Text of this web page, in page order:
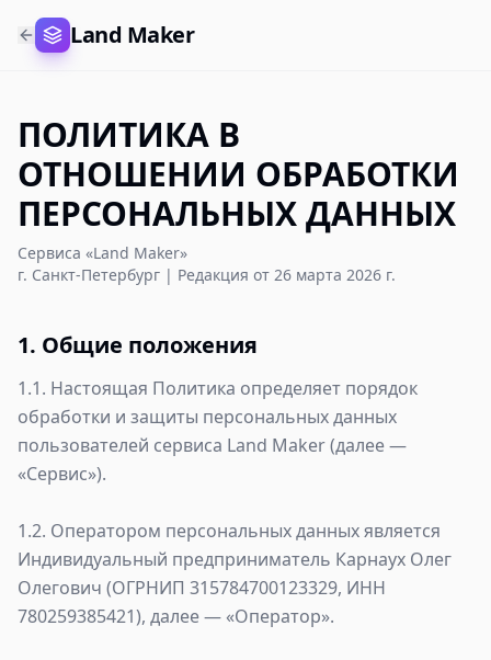
Land Maker
ПОЛИТИКА В
ОТНОШЕНИИ ОБРАБОТКИ
ПЕРСОНАЛЬНЫХ ДАННЫХ
Сервиса «Land Maker»
г. Санкт-Петербург | Редакция от 26 марта 2026 г.
1. Общие положения
1.1. Настоящая Политика определяет порядок
обработки и защиты персональных данных
пользователей сервиса Land Maker (далее —
«Сервис»).
1.2. Оператором персональных данных является
Индивидуальный предприниматель Карнаух Олег
Олегович (ОГРНИП 315784700123329, ИНН
780259385421), далее — «Оператор».